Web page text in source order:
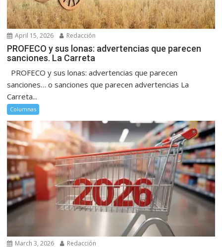
April 15, 2026 Redacción
PROFECO y sus lonas: advertencias que parecen
sanciones. La Carreta
PROFECO y sus lonas: advertencias que parecen
sanciones… o sanciones que parecen advertencias La
Carreta...
Columnas
March 3, 2026 Redacción